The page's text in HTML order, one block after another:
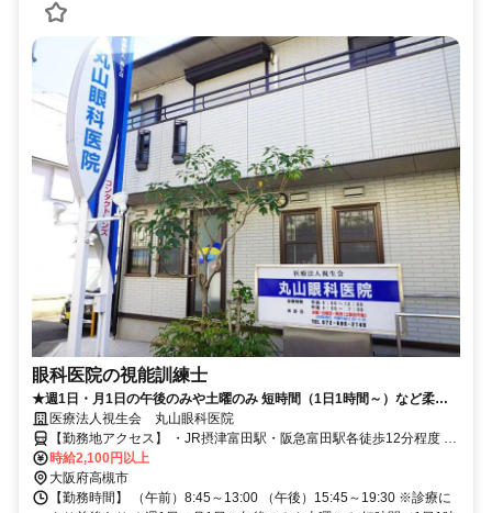
眼科医院の視能訓練士
★週1日・月1日の午後のみや土曜のみ 短時間（1日1時間～）など柔軟
な働き方Wワークも可能です♪ ★地域に長く親しまれる眼科医院です。
医療法人視生会 丸山眼科医院
【勤務地アクセス】 ・JR摂津富田駅・阪急富田駅各徒歩12分程度 ・
高槻市営バス「登美の里」下車、徒歩スグ
時給2,100円以上
大阪府高槻市
【勤務時間】 （午前）8:45～13:00 （午後）15:45～19:30 ※診療に